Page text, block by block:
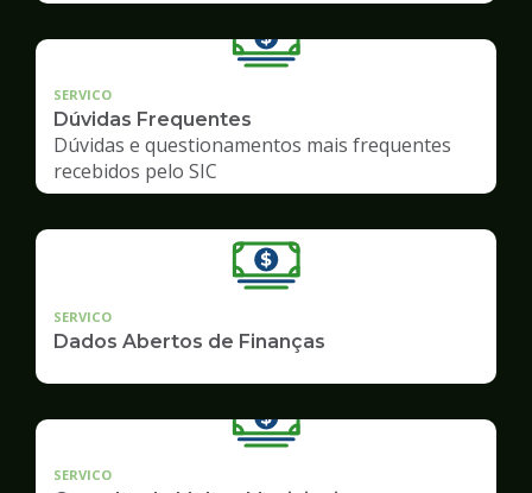
SERVICO
Dúvidas Frequentes
Dúvidas e questionamentos mais frequentes
recebidos pelo SIC
SERVICO
Dados Abertos de Finanças
SERVICO